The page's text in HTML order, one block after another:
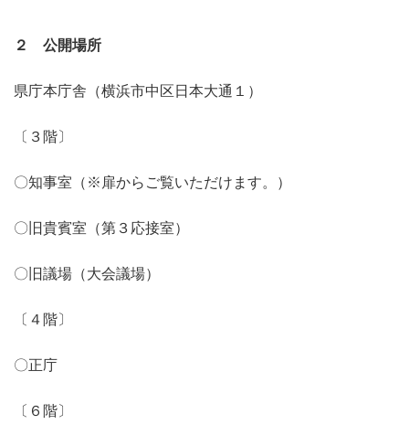
２ 公開場所
県庁本庁舎（横浜市中区日本大通１）
〔３階〕
〇知事室（※扉からご覧いただけます。）
〇旧貴賓室（第３応接室）
〇旧議場（大会議場）
〔４階〕
〇正庁
〔６階〕